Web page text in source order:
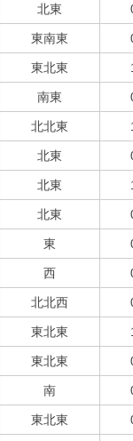
北東
東南東
東北東
南東
北北東
北東
北東
北東
東
西
北北西
東北東
東北東
南
東北東